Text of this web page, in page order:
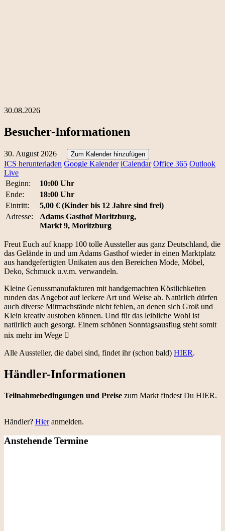
30.08.2026
Besucher-Informationen
30. August 2026 Zum Kalender hinzufügen
ICS herunterladen Google Kalender iCalendar Office 365 Outlook
Live
Beginn:
10:00 Uhr
Ende:
18:00 Uhr
Eintritt:
5,00 € (Kinder bis 12 Jahre sind frei)
Adresse:
Adams Gasthof Moritzburg,
Markt 9, Moritzburg
Freut Euch auf knapp 100 tolle Aussteller aus ganz Deutschland, die
das Gelände in und um Adams Gasthof wieder in einen Marktplatz
aus handgefertigten Unikaten aus den Bereichen Mode, Möbel,
Deko, Schmuck u.v.m. verwandeln.
Kleine Genussmanufakturen mit handgemachten Köstlichkeiten
runden das Angebot auf leckere Art und Weise ab. Natürlich dürfen
auch diverse Mitmachstände nicht fehlen, an denen sich Groß und
Klein kreativ austoben können. Und für das leibliche Wohl ist
natürlich auch gesorgt. Einem schönen Sonntagsausflug steht somit
nix mehr im Wege 
Alle Aussteller, die dabei sind, findet ihr (schon bald) HIER.
Händler-Informationen
Teilnahmebedingungen und Preise zum Markt findest Du HIER.
Händler? Hieranmelden.
Anstehende Termine